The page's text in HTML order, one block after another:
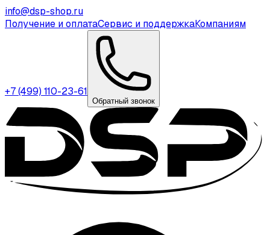
info@dsp-shop.ru
Получение и оплатаСервис и поддержкаКомпаниям
+7 (499) 110-23-61
Обратный звонок